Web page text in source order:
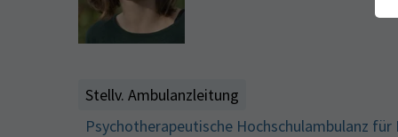
Stellv. Ambulanzleitung
Psychotherapeutische Hochschulambulanz für